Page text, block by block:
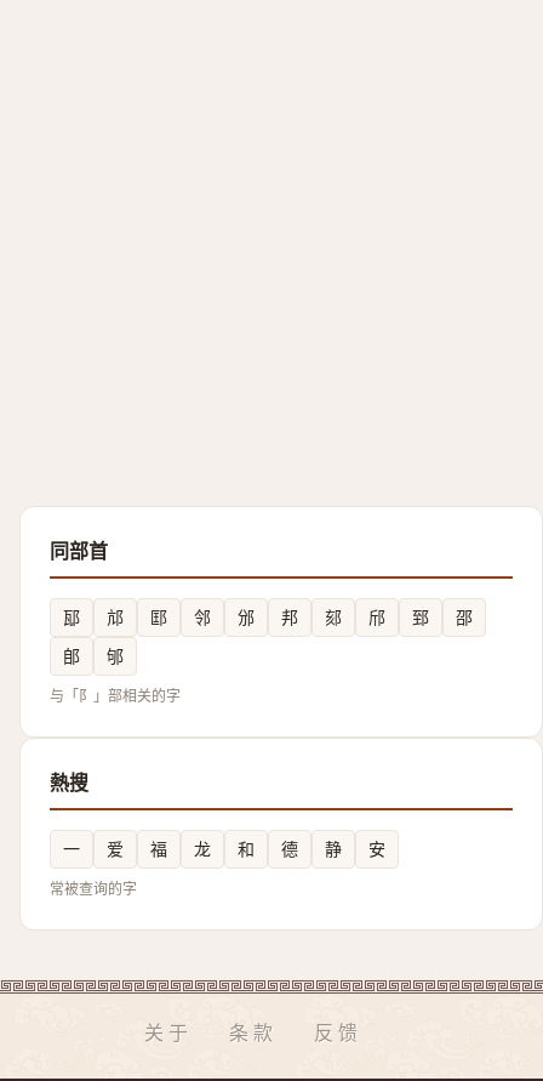
同部首
邷 邟 邼 邻 邠 邦 郂 邤 郅
邵
郋
邭
与「阝」部相关的字
熱搜
一 爱 福 龙 和 德 静 安
常被查询的字
关于 条款 反馈